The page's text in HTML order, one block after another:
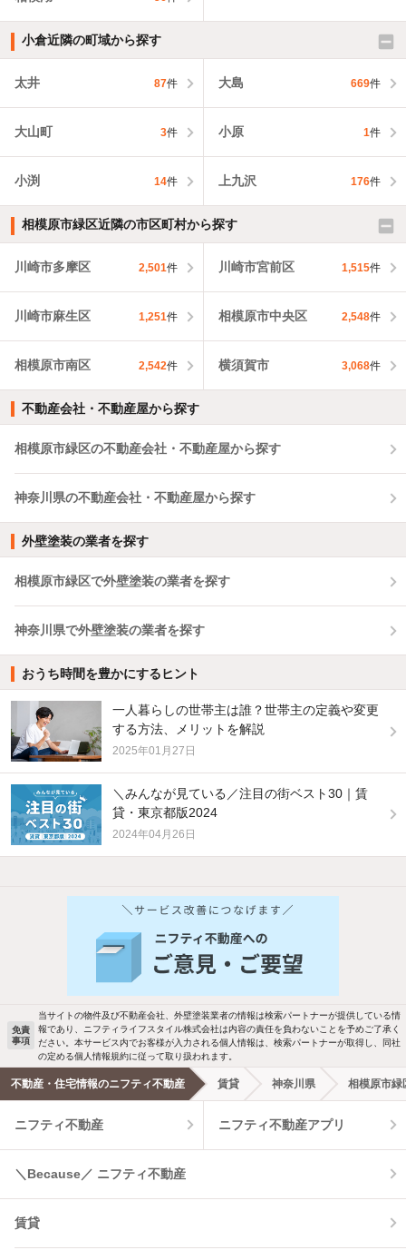
小倉近隣の町域から探す
太井 87件 大島 669件
大山町 3件 小原 1件
小渕 14件 上九沢 176件
相模原市緑区近隣の市区町村から探す
川崎市多摩区 2,501件 川崎市宮前区 1,515件
川崎市麻生区 1,251件 相模原市中央区 2,548件
相模原市南区 2,542件 横須賀市 3,068件
不動産会社・不動産屋から探す
相模原市緑区の不動産会社・不動産屋から探す
神奈川県の不動産会社・不動産屋から探す
外壁塗装の業者を探す
相模原市緑区で外壁塗装の業者を探す
神奈川県で外壁塗装の業者を探す
おうち時間を豊かにするヒント
一人暮らしの世帯主は誰？世帯主の定義や変更
する方法、メリットを解説
2025年01月27日
＼みんなが見ている／注目の街ベスト30｜賃
貸・東京都版2024
2024年04月26日
バス・トイレ別 2階以上
洗濯機置場あり 独立洗面台
エアコンあり 都市ガス
温水洗浄便座 オートロック
コンロ2口以上
免責
事項
当サイトの物件及び不動産会社、外壁塗装業者の情報は検索パートナーが提供している情
報であり、ニフティライフスタイル株式会社は内容の責任を負わないことを予めご了承く
ださい。本サービス内でお客様が入力される個人情報は、検索パートナーが取得し、同社
の定める個人情報規約に従って取り扱われます。
不動産・住宅情報のニフティ不動産 賃貸 神奈川県 相模原市緑
ニフティ不動産 ニフティ不動産アプリ
＼Because／ ニフティ不動産
賃貸